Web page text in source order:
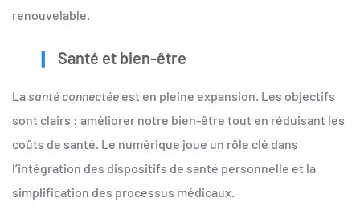
renouvelable.
Santé et bien-être
Lasanté connectée est en pleine expansion. Les objectifs
sont clairs : améliorer notre bien-être tout en réduisant les
coûts de santé. Le numérique joue un rôle clé dans
l’intégration des dispositifs de santé personnelle et la
simplification des processus médicaux.